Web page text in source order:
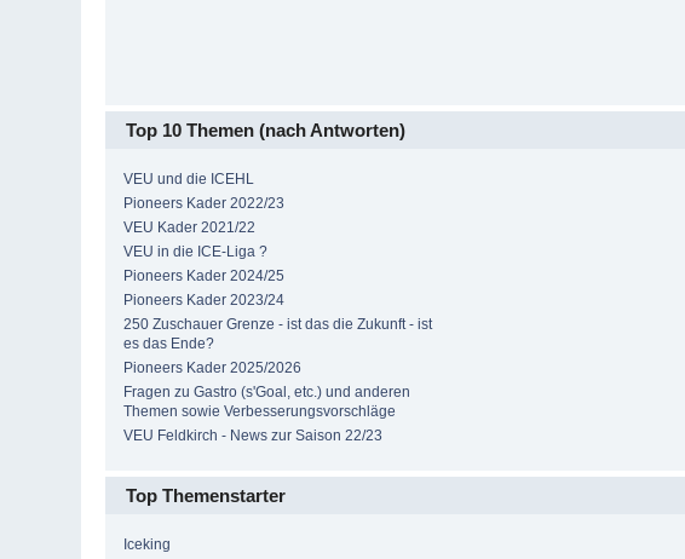
Top 10 Themen (nach Antworten)
VEU und die ICEHL
Pioneers Kader 2022/23
VEU Kader 2021/22
VEU in die ICE-Liga ?
Pioneers Kader 2024/25
Pioneers Kader 2023/24
250 Zuschauer Grenze - ist das die Zukunft - ist
es das Ende?
Pioneers Kader 2025/2026
Fragen zu Gastro (s'Goal, etc.) und anderen
Themen sowie Verbesserungsvorschläge
VEU Feldkirch - News zur Saison 22/23
Top Themenstarter
Iceking